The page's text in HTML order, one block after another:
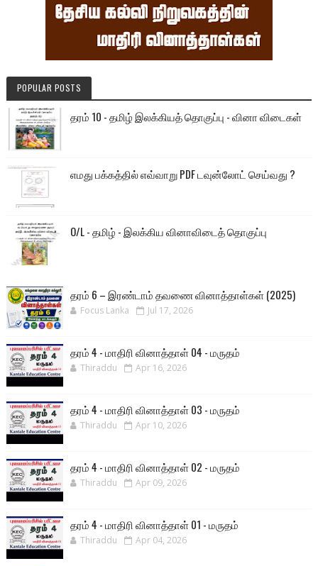
POPULAR POSTS
தரம் 10 - தமிழ் இலக்கியத் தொகுப்பு - வினா விடைகள்
எமது பக்கத்தில் எவ்வாறு PDF டவுன்லோட் செய்வது ?
O/L - தமிழ் - இலக்கிய வினாவிடைத் தொகுப்பு
தரம் 6 – இரண்டாம் தவணை வினாத்தாள்கள் (2025)
Focus Lanka Jul 17, 2026
தரம் 4 - மாதிரி வினாத்தாள் 04 - மருதம்
Thiraddu Apr 16, 2026
தரம் 4 - மாதிரி வினாத்தாள் 03 - மருதம்
Thiraddu Apr 10, 2026
தரம் 4 - மாதிரி வினாத்தாள் 02 - மருதம்
Thiraddu Apr 09, 2026
தரம் 4 - மாதிரி வினாத்தாள் 01 - மருதம்
Thiraddu Apr 04, 2026